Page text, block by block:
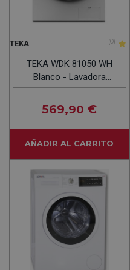
TEKA - (0)
TEKA WDK 81050 WH
Blanco - Lavadora
Secadora 10KG / 7 KG
1500RPM
569,90 €
AÑADIR AL CARRITO